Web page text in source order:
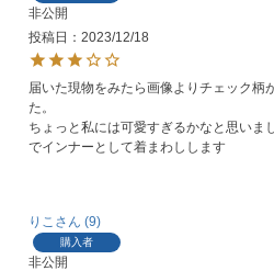
非公開
投稿日
2023/12/18
届いた現物をみたら画像よりチェック柄
た。
ちょっと私には可愛すぎるかなと思いま
でインナーとして着まわしします
りこ 9
購入者
非公開